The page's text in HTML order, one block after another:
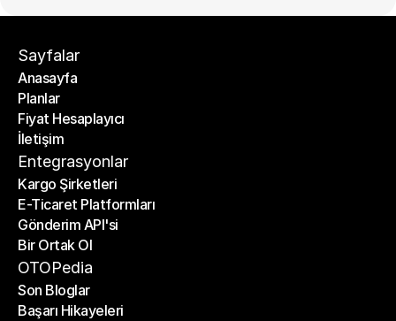
Sayfalar
Anasayfa
Anasayfa
Planlar
Planlar
Fiyat Hesaplayıcı
Fiyat Hesaplayıcı
İletişim
İletişim
Entegrasyonlar
Kargo Şirketleri
Kargo Şirketleri
E-Ticaret Platformları
E-Ticaret Platformları
Gönderim API'si
Gönderim API'si
Bir Ortak Ol
Bir Ortak Ol
OTOPedia
Son Bloglar
Son Bloglar
Başarı Hikayeleri